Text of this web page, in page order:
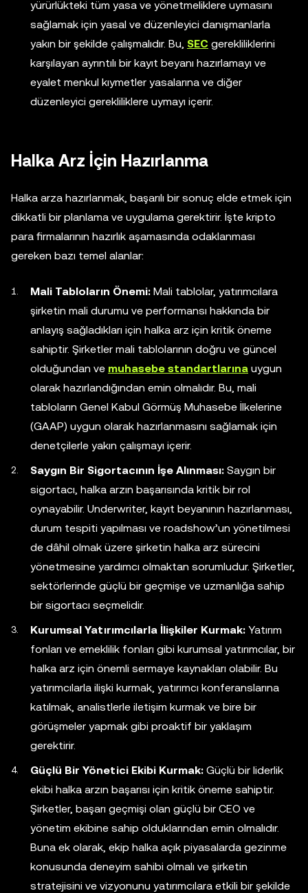
yürürlükteki tüm yasa ve yönetmeliklere uymasını
sağlamak için yasal ve düzenleyici danışmanlarla
yakın bir şekilde çalışmalıdır. Bu, SEC gerekliliklerini
karşılayan ayrıntılı bir kayıt beyanı hazırlamayı ve
eyalet menkul kıymetler yasalarına ve diğer
düzenleyici gerekliliklere uymayı içerir.
Halka Arz İçin Hazırlanma
Halka arza hazırlanmak, başarılı bir sonuç elde etmek için
dikkatli bir planlama ve uygulama gerektirir. İşte kripto
para firmalarının hazırlık aşamasında odaklanması
gereken bazı temel alanlar:
Mali Tabloların Önemi: Mali tablolar, yatırımcılara
şirketin mali durumu ve performansı hakkında bir
anlayış sağladıkları için halka arz için kritik öneme
sahiptir. Şirketler mali tablolarının doğru ve güncel
olduğundan ve muhasebe standartlarına uygun
olarak hazırlandığından emin olmalıdır. Bu, mali
tabloların Genel Kabul Görmüş Muhasebe İlkelerine
(GAAP) uygun olarak hazırlanmasını sağlamak için
denetçilerle yakın çalışmayı içerir.
Saygın Bir Sigortacının İşe Alınması: Saygın bir
sigortacı, halka arzın başarısında kritik bir rol
oynayabilir. Underwriter, kayıt beyanının hazırlanması,
durum tespiti yapılması ve roadshow’un yönetilmesi
de dâhil olmak üzere şirketin halka arz sürecini
yönetmesine yardımcı olmaktan sorumludur. Şirketler,
sektörlerinde güçlü bir geçmişe ve uzmanlığa sahip
bir sigortacı seçmelidir.
Kurumsal Yatırımcılarla İlişkiler Kurmak: Yatırım
fonları ve emeklilik fonları gibi kurumsal yatırımcılar, bir
halka arz için önemli sermaye kaynakları olabilir. Bu
yatırımcılarla ilişki kurmak, yatırımcı konferanslarına
katılmak, analistlerle iletişim kurmak ve bire bir
görüşmeler yapmak gibi proaktif bir yaklaşım
gerektirir.
Güçlü Bir Yönetici Ekibi Kurmak: Güçlü bir liderlik
ekibi halka arzın başarısı için kritik öneme sahiptir.
Şirketler, başarı geçmişi olan güçlü bir CEO ve
yönetim ekibine sahip olduklarından emin olmalıdır.
Buna ek olarak, ekip halka açık piyasalarda gezinme
konusunda deneyim sahibi olmalı ve şirketin
stratejisini ve vizyonunu yatırımcılara etkili bir şekilde